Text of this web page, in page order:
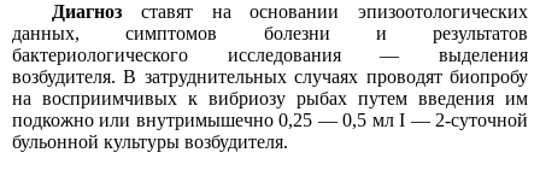
Диагноз ставят на основании эпизоотологических
данных, симптомов болезни и результатов
бактериологического исследования — выделения
возбудителя. В затруднительных случаях проводят биопробу
на восприимчивых к вибриозу рыбах путем введения им
подкожно или внутримышечно 0,25 — 0,5 мл I — 2-суточной
бульонной культуры возбудителя.